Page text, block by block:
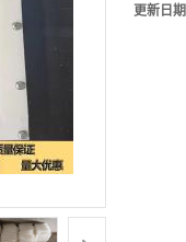
更新日